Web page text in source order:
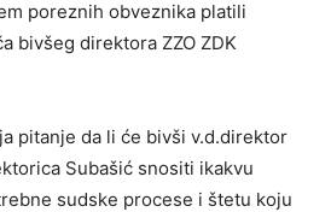
poreznih obveznika platili
bivšeg direktora ZZO ZDK
pitanje da li će bivši v.d.direktor
Subašić snositi ikakvu
sudske procese i štetu koju